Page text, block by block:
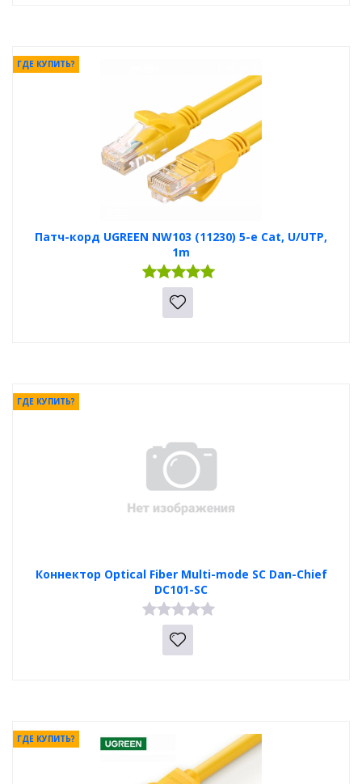
Патч-корд UGREEN NW103 (11230) 5-e Cat, U/UTP,
1m
ГДЕ КУПИТЬ?
Коннектор Optical Fiber Multi-mode SC Dan-Chief
DC101-SC
ГДЕ КУПИТЬ?
ГДЕ КУПИТЬ?